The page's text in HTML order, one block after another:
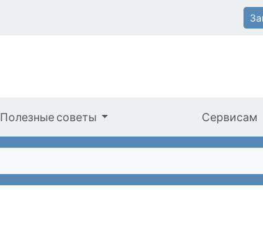
Полезные советы Сервисам